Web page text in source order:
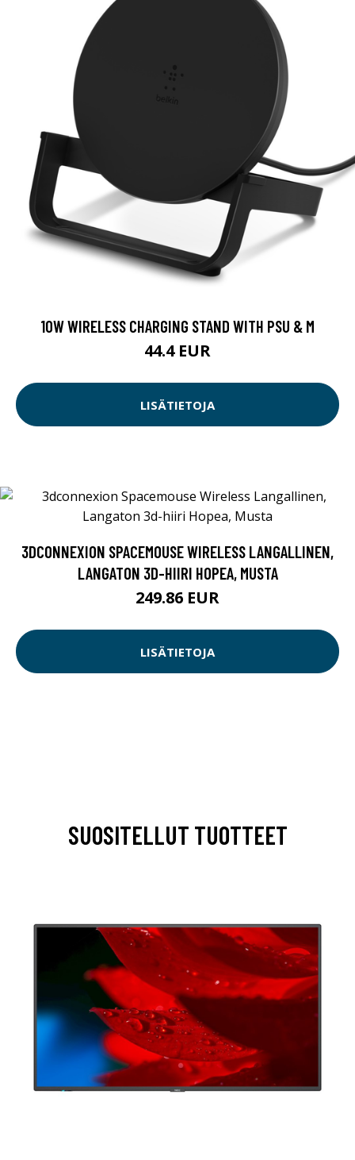
10W WIRELESS CHARGING STAND WITH PSU & M
44.4 EUR
LISÄTIETOJA
3DCONNEXION SPACEMOUSE WIRELESS LANGALLINEN,
LANGATON 3D-HIIRI HOPEA, MUSTA
249.86 EUR
LISÄTIETOJA
SUOSITELLUT TUOTTEET